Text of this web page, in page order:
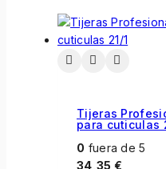
Tijeras
para cuticulas
0 fuera de 5
34,35 €